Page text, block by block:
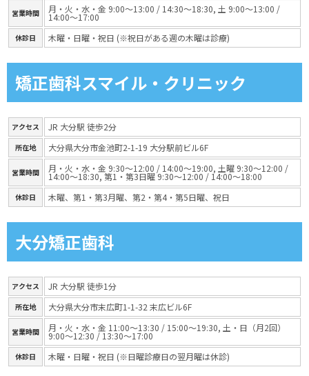
営業時間 月・火・水・金 9:00～13:00 / 14:30～18:30, 土 9:00～13:00 /
14:00～17:00
休診日 木曜・日曜・祝日 (※祝日がある週の木曜は診療)
矯正歯科スマイル・クリニック
アクセス JR 大分駅 徒歩2分
所在地 大分県大分市金池町2-1-19 大分駅前ビル6F
営業時間 月・火・水・金 9:30～12:00 / 14:00～19:00, 土曜 9:30～12:00 /
14:00～18:30, 第1・第3日曜 9:30～12:00 / 14:00～18:00
休診日 木曜、第1・第3月曜、第2・第4・第5日曜、祝日
大分矯正歯科
アクセス JR 大分駅 徒歩1分
所在地 大分県大分市末広町1-1-32 末広ビル6F
営業時間 月・火・水・金 11:00～13:30 / 15:00～19:30, 土・日（月2回）
9:00～12:30 / 13:30～17:00
休診日 木曜・日曜・祝日 (※日曜診療日の翌月曜は休診)